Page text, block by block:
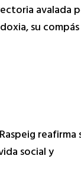
avalada
su
reafirma
social y